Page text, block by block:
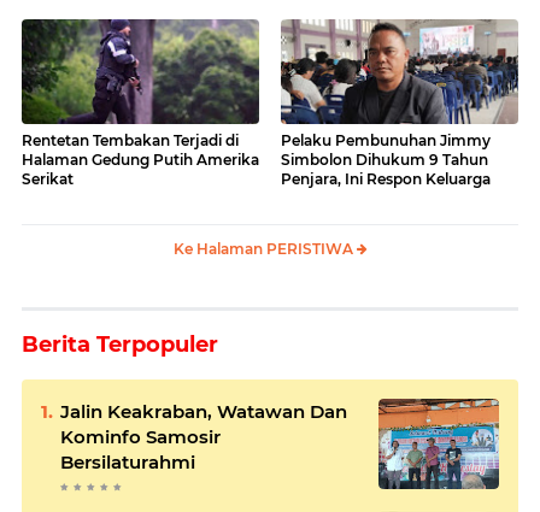
Rentetan Tembakan Terjadi di
Halaman Gedung Putih Amerika
Serikat
Pelaku Pembunuhan Jimmy
Simbolon Dihukum 9 Tahun
Penjara, Ini Respon Keluarga
Ke Halaman PERISTIWA
Berita Terpopuler
Jalin Keakraban, Watawan Dan
Kominfo Samosir
Bersilaturahmi